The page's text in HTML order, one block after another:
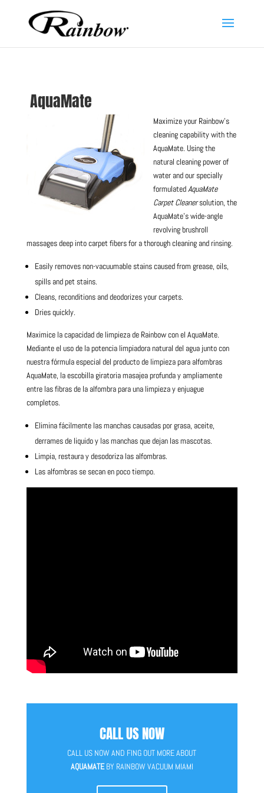
AquaMate
Maximize your Rainbow’s
cleaning capability with the
AquaMate. Using the
natural cleaning power of
water and our specially
formulatedAquaMate
Carpet Cleanersolution, the
AquaMate’s wide-angle
revolving brushroll
massages deep into carpet fibers for a thorough cleaning and rinsing.
Easily removes non-vacuumable stains caused from grease, oils,
spills and pet stains.
Cleans, reconditions and deodorizes your carpets.
Dries quickly.
Maximice la capacidad de limpieza de Rainbow con el AquaMate.
Mediante el uso de la potencia limpiadora natural del agua junto con
nuestra fórmula especial del producto de limpieza para alfombras
AquaMate, la escobilla giratoria masajea profunda y ampliamente
entre las fibras de la alfombra para una limpieza y enjuague
completos.
Elimina fácilmente las manchas causadas por grasa, aceite,
derrames de liquido y las manchas que dejan las mascotas.
Limpia, restaura y desodoriza las alfombras.
Las alfombras se secan en poco tiempo.
CALL US NOW
CALL US NOW AND FING OUT MORE ABOUT
AQUAMATEBY RAINBOW VACUUM MIAMI